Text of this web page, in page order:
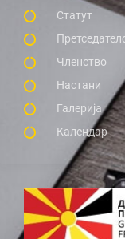
Статут
Членство
Настани
Галерија
Календар